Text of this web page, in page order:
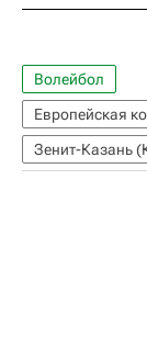
Волейбол
Европейская
Зенит-Казань